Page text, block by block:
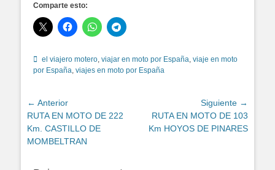
Comparte esto:
Etiquetas
el viajero motero, viajar en moto por España, viaje en moto
por España, viajes en moto por España
Navegación
de
entradas
← Anterior
Entrada
anterior:
RUTA EN MOTO DE 222
Km. CASTILLO DE
MOMBELTRAN
Siguiente →
Entrada
siguiente:
RUTA EN MOTO DE 103
Km HOYOS DE PINARES